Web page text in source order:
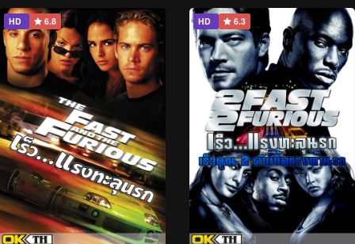
HD 6.8 HD 6.3